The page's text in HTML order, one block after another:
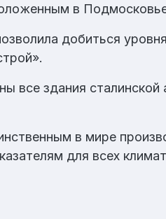
в
добиться
все здания
в мире
для всех